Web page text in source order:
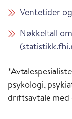
Ventetider
Nøkkeltall
psykologi,
driftsavtale